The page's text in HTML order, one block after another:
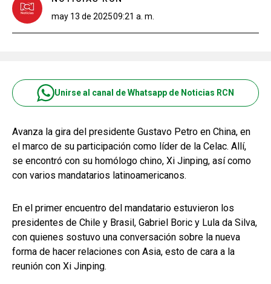
may 13 de 202509:21 a. m.
Unirse al canal de Whatsapp de Noticias RCN
Avanza la gira del presidente Gustavo Petro en China, en
el marco de su participación como líder de la Celac. Allí,
se encontró con su homólogo chino, Xi Jinping, así como
con varios mandatarios latinoamericanos.
En el primer encuentro del mandatario estuvieron los
presidentes de Chile y Brasil, Gabriel Boric y Lula da Silva,
con quienes sostuvo una conversación sobre la nueva
forma de hacer relaciones con Asia, esto de cara a la
reunión con Xi Jinping.